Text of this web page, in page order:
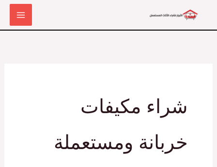
شراء مكيفات
خربانة ومستعملة